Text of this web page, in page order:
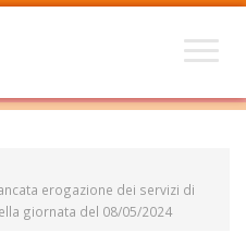
erogazione dei servizi di
giornata del 08/05/2024